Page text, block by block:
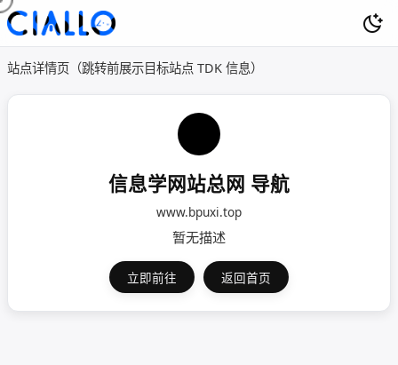
站点详情页（跳转前展示目标站点 TDK 信息）
信息学网站总网 导航
www.bpuxi.top
暂无描述
立即前往 返回首页